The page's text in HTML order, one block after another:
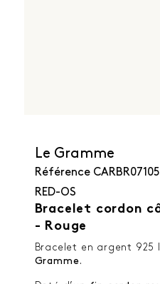
Le Gramme
Référence
RED-OS
Bracelet cordon
- Rouge
Bracelet en argent 925
Gramme.